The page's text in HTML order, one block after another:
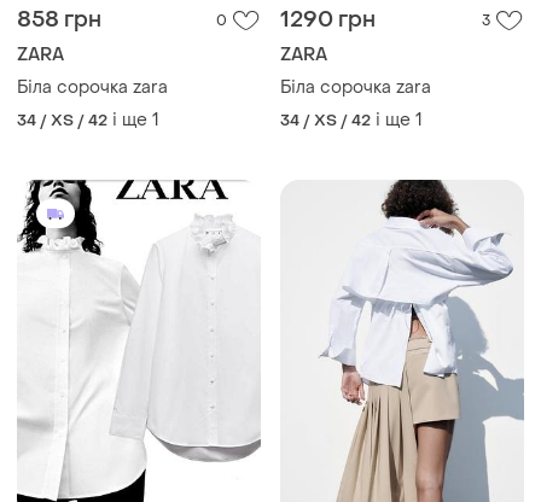
858 грн 0
ZARA
Біла сорочка zara
34 / XS / 42 і ще 1
1290 грн 3
ZARA
Біла сорочка zara
34 / XS / 42 і ще 1